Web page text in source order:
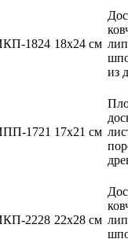
1824 18x24 см
из
1721 17х21 см
2228 22х28 см